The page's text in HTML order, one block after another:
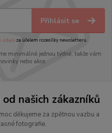
Přihlásit se
údajůza účelem rozesílky newsletteru.
minimálně jednou týdně, takže vám
nebo akce.
našich zákazníků
děkujeme za zpětnou vazbu a
fotografie.